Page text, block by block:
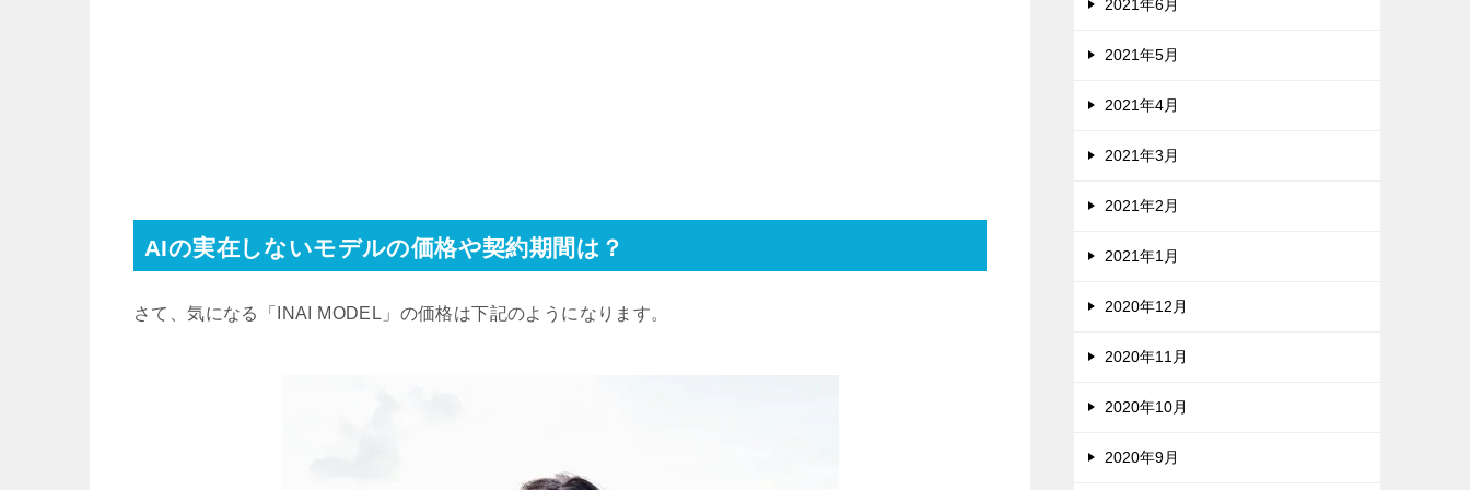
AIの実在しないモデルの価格や契約期間は？
さて、気になる「INAI MODEL」の価格は下記のようになります。
2021年6月
2021年5月
2021年4月
2021年3月
2021年2月
2021年1月
2020年12月
2020年11月
2020年10月
2020年9月